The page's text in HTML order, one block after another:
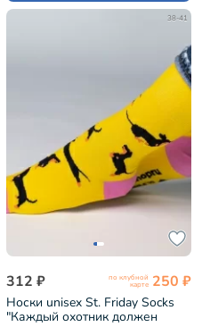
38-41
312 ₽ по клубной
карте 250 ₽
Носки unisex St. Friday Socks
"Каждый охотник должен